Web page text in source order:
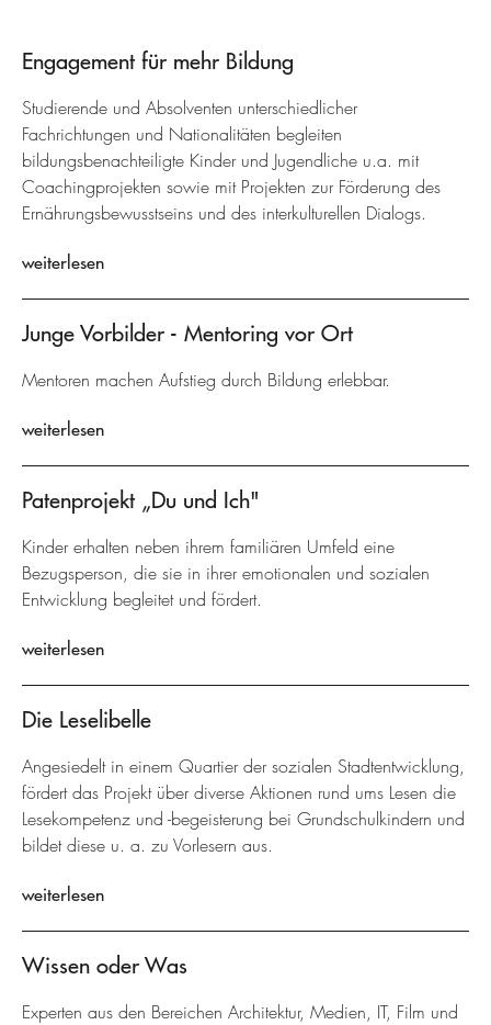
Engagement für mehr Bildung
Studierende und Absolventen unterschiedlicher
Fachrichtungen und Nationalitäten begleiten
bildungsbenachteiligte Kinder und Jugendliche u.a. mit
Coachingprojekten sowie mit Projekten zur Förderung des
Ernährungsbewusstseins und des interkulturellen Dialogs.
weiterlesen
Junge Vorbilder - Mentoring vor Ort
Mentoren machen Aufstieg durch Bildung erlebbar.
weiterlesen
Patenprojekt „Du und Ich"
Kinder erhalten neben ihrem familiären Umfeld eine
Bezugsperson, die sie in ihrer emotionalen und sozialen
Entwicklung begleitet und fördert.
weiterlesen
Die Leselibelle
Angesiedelt in einem Quartier der sozialen Stadtentwicklung,
fördert das Projekt über diverse Aktionen rund ums Lesen die
Lesekompetenz und -begeisterung bei Grundschulkindern und
bildet diese u. a. zu Vorlesern aus.
weiterlesen
Wissen oder Was
Experten aus den Bereichen Architektur, Medien, IT, Film und